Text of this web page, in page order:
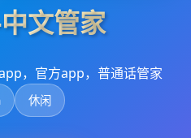
文管家
，官方app，普通话管家
休闲